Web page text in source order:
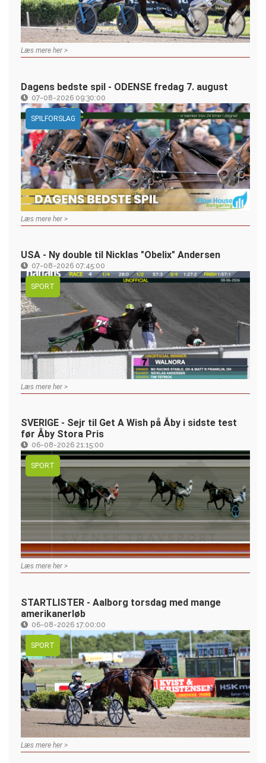
Læs mere her >
Dagens bedste spil - ODENSE fredag 7. august
07-08-2026 09:30:00
SPILFORSLAG
Læs mere her >
USA - Ny double til Nicklas "Obelix" Andersen
07-08-2026 07:45:00
SPORT
Læs mere her >
SVERIGE - Sejr til Get A Wish på Åby i sidste test
før Åby Stora Pris
06-08-2026 21:15:00
SPORT
Læs mere her >
STARTLISTER - Aalborg torsdag med mange
amerikanerløb
06-08-2026 17:00:00
SPORT
Læs mere her >